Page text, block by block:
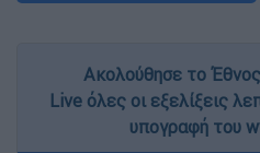
Ακολούθησε το
Live όλες οι εξελίξεις
υπογραφή του